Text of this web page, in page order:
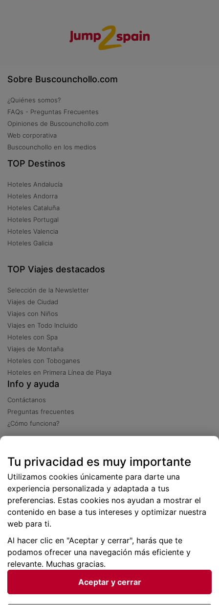
Sobre Buscounchollo.com
¿Quiénes somos?
FAQs - Preguntas Frecuentes
Opiniones de Buscounchollo.com
Web corporativa
Buscounchollo en los medios
TOP Destinos
Hoteles Andalucía
Hoteles Andorra
Hoteles Cataluña
Hoteles Portugal
Hoteles Valencia
Hoteles Galicia
TOP Viajes destacados
Selección de la Newsletter
Viajes de Ciudad
Viajes con Niños
Viajes en Todo Incluido
Hoteles con Spa
Viajes de Montaña
Hoteles con Toboganes
Hoteles en Primera Línea de Playa
Info y ayuda
Contáctanos
Preguntas frecuentes
¿Cómo funciona?
Más de 2 millones de descargas
Condiciones generales |Privacidad de datos | Política
Tu privacidad es muy importante
Utilizamos cookies únicamente para darte una
experiencia personalizada y adaptada a tus
preferencias. Estas cookies nos ayudan a mostrar el
contenido en base a tus intereses y optimizar nuestra
web para ti.
Al hacer clic en "Aceptar y cerrar", harás que te
podamos ofrecer una navegación más eficiente y
relevante. Muchas gracias.
Aceptar y cerrar